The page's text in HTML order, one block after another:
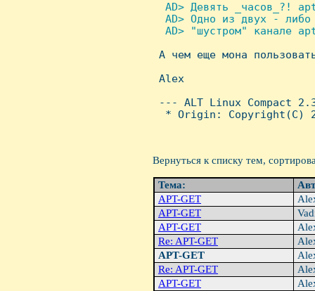
AD> Девять _часов_?!
AD> Одно из двух -
AD> "шустром" канале
А чем еще мона
Alex
--- ALT Linux Compact
* Origin: Copyright(C)
Вернуться к списку тем,
Тема:
APT-GET
APT-GET
APT-GET
Re: APT-GET
APT-GET
Re: APT-GET
APT-GET